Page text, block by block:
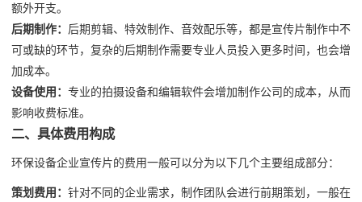
额外开支。
后期制作： 后期剪辑、特效制作、音效配乐等，都是宣传片制作中不
可或缺的环节，复杂的后期制作需要专业人员投入更多时间，也会增
加成本。
设备使用： 专业的拍摄设备和编辑软件会增加制作公司的成本，从而
影响收费标准。
二、具体费用构成
环保设备企业宣传片的费用一般可以分为以下几个主要组成部分：
策划费用： 针对不同的企业需求，制作团队会进行前期策划，一般在